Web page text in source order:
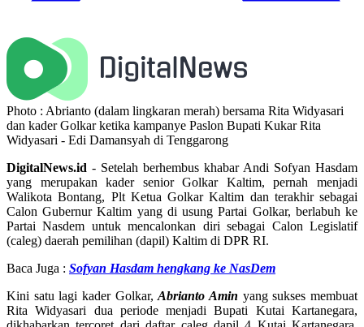
Photo : Abrianto (dalam lingkaran merah) bersama Rita Widyasari
dan kader Golkar ketika kampanye Paslon Bupati Kukar Rita
Widyasari - Edi Damansyah di Tenggarong
DigitalNews.id - Setelah berhembus khabar Andi Sofyan Hasdam
yang merupakan kader senior Golkar Kaltim, pernah menjadi
Walikota Bontang, Plt Ketua Golkar Kaltim dan terakhir sebagai
Calon Gubernur Kaltim yang di usung Partai Golkar, berlabuh ke
Partai Nasdem untuk mencalonkan diri sebagai Calon Legislatif
(caleg) daerah pemilihan (dapil) Kaltim di DPR RI.
Baca Juga : Sofyan Hasdam hengkang ke NasDem
Kini satu lagi kader Golkar,Abrianto Amin yang sukses membuat
Rita Widyasari dua periode menjadi Bupati Kutai Kartanegara,